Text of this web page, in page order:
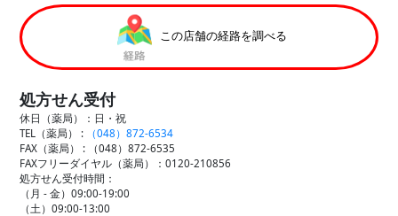
この店舗の経路を調べる
処方せん受付
休日（薬局）：日・祝
TEL（薬局） :
（048）872-6534
FAX（薬局） :
（048）872-6535
FAXフリーダイヤル（薬局）：0120-210856
処方せん受付時間：
（月 - 金）09:00-19:00
（土）09:00-13:00